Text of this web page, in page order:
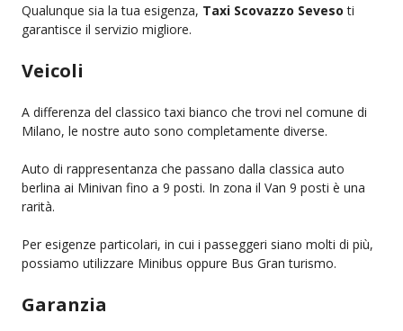
Qualunque sia la tua esigenza, Taxi Scovazzo Seveso ti
garantisce il servizio migliore.
Veicoli
A differenza del classico taxi bianco che trovi nel comune di
Milano, le nostre auto sono completamente diverse.
Auto di rappresentanza che passano dalla classica auto
berlina ai Minivan fino a 9 posti. In zona il Van 9 posti è una
rarità.
Per esigenze particolari, in cui i passeggeri siano molti di più,
possiamo utilizzare Minibus oppure Bus Gran turismo.
Garanzia